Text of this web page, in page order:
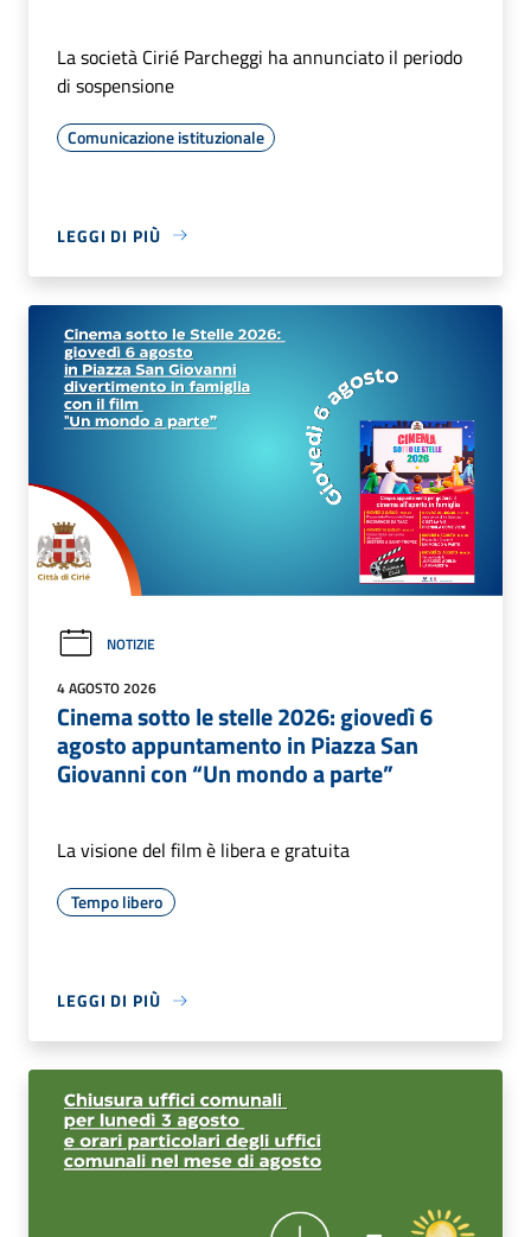
La società Cirié Parcheggi ha annunciato il periodo
di sospensione
Comunicazione istituzionale
LEGGI DI PIÙ
NOTIZIE
4 AGOSTO 2026
Cinema sotto le stelle 2026: giovedì 6
agosto appuntamento in Piazza San
Giovanni con “Un mondo a parte”
La visione del film è libera e gratuita
Tempo libero
LEGGI DI PIÙ